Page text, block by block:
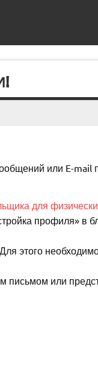
или E-mail
для
профиля» в
этого
письмом или